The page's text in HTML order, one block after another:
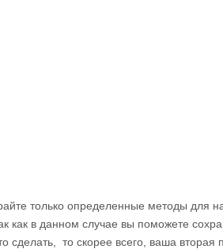
только определенные методы для
как в данном случае вы поможете
сделать, то скорее всего, ваша вторая